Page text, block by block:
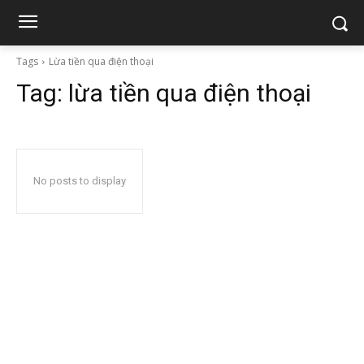
Tags Lừa tiền qua điện thoại
Tag: lừa tiền qua điện thoại
No posts to display